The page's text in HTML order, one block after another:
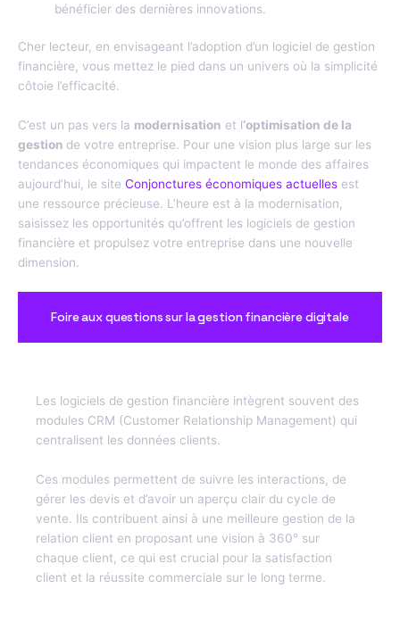
bénéficier des dernières innovations.
Cher lecteur, en envisageant l’adoption d’un logiciel de gestion
financière, vous mettez le pied dans un univers où la simplicité
côtoie l’efficacité.
C’est un pas vers la modernisation et l‘optimisation de la
gestion de votre entreprise. Pour une vision plus large sur les
tendances économiques qui impactent le monde des affaires
aujourd’hui, le site Conjonctures économiques actuelles est
une ressource précieuse. L’heure est à la modernisation,
saisissez les opportunités qu’offrent les logiciels de gestion
financière et propulsez votre entreprise dans une nouvelle
dimension.
Foire aux questions sur la gestion financière digitale
Les logiciels de gestion financière intègrent souvent des
modules CRM (Customer Relationship Management) qui
centralisent les données clients.
Ces modules permettent de suivre les interactions, de
gérer les devis et d’avoir un aperçu clair du cycle de
vente. Ils contribuent ainsi à une meilleure gestion de la
relation client en proposant une vision à 360° sur
chaque client, ce qui est crucial pour la satisfaction
client et la réussite commerciale sur le long terme.